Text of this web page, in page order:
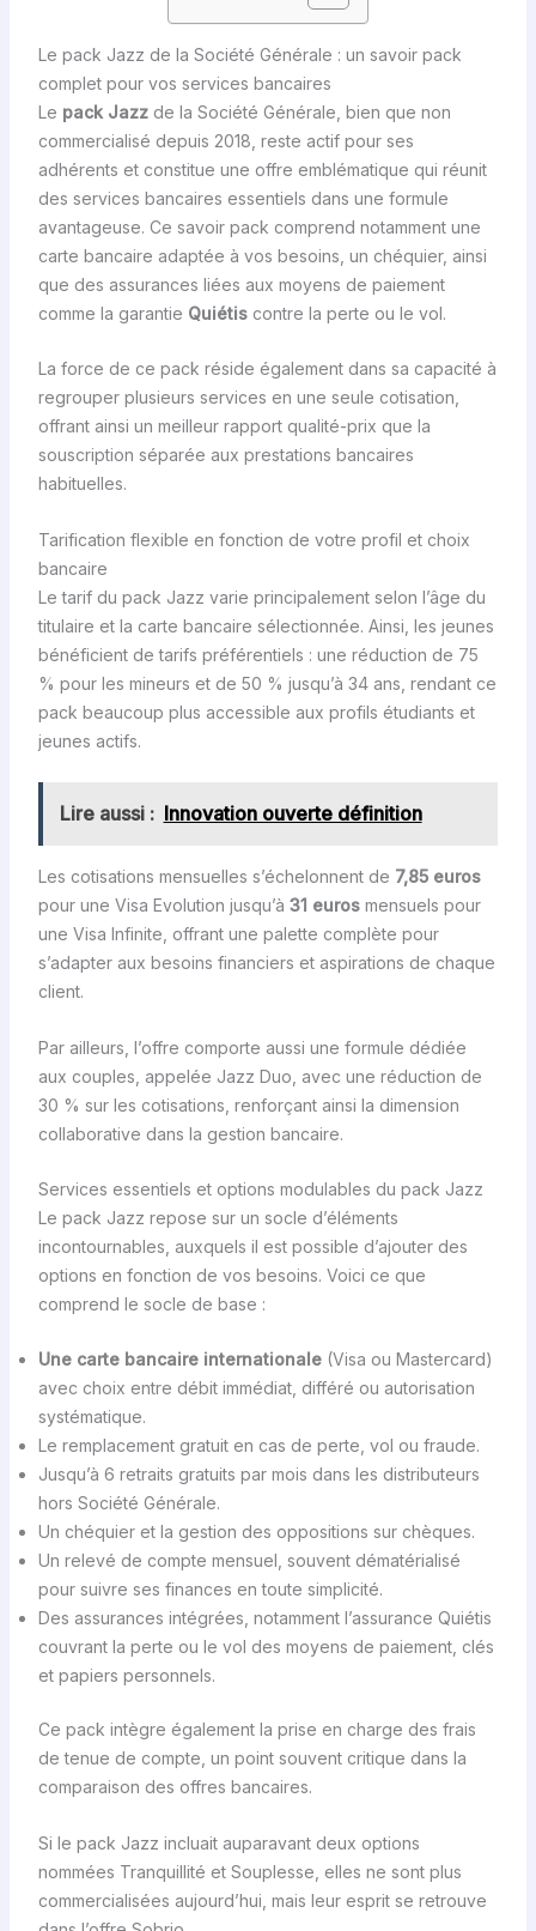
Le pack Jazz de la Société Générale : un savoir pack
complet pour vos services bancaires
Le pack Jazzde la Société Générale, bien que non
commercialisé depuis 2018, reste actif pour ses
adhérents et constitue une offre emblématique qui réunit
des services bancaires essentiels dans une formule
avantageuse. Ce savoir pack comprend notamment une
carte bancaire adaptée à vos besoins, un chéquier, ainsi
que des assurances liées aux moyens de paiement
comme la garantie Quiétiscontre la perte ou le vol.
La force de ce pack réside également dans sa capacité à
regrouper plusieurs services en une seule cotisation,
offrant ainsi un meilleur rapport qualité-prix que la
souscription séparée aux prestations bancaires
habituelles.
Tarification flexible en fonction de votre profil et choix
bancaire
Le tarif du pack Jazz varie principalement selon l’âge du
titulaire et la carte bancaire sélectionnée. Ainsi, les jeunes
bénéficient de tarifs préférentiels : une réduction de 75
% pour les mineurs et de 50 % jusqu’à 34 ans, rendant ce
pack beaucoup plus accessible aux profils étudiants et
jeunes actifs.
Lire aussi : Innovation ouverte définition
Les cotisations mensuelles s’échelonnent de 7,85 euros
pour une Visa Evolution jusqu’à 31 eurosmensuels pour
une Visa Infinite, offrant une palette complète pour
s’adapter aux besoins financiers et aspirations de chaque
client.
Par ailleurs, l’offre comporte aussi une formule dédiée
aux couples, appelée Jazz Duo, avec une réduction de
30 % sur les cotisations, renforçant ainsi la dimension
collaborative dans la gestion bancaire.
Services essentiels et options modulables du pack Jazz
Le pack Jazz repose sur un socle d’éléments
incontournables, auxquels il est possible d’ajouter des
options en fonction de vos besoins. Voici ce que
comprend le socle de base :
Une carte bancaire internationale(Visa ou Mastercard)
avec choix entre débit immédiat, différé ou autorisation
systématique.
Le remplacement gratuit en cas de perte, vol ou fraude.
Jusqu’à 6 retraits gratuits par mois dans les distributeurs
hors Société Générale.
Un chéquier et la gestion des oppositions sur chèques.
Un relevé de compte mensuel, souvent dématérialisé
pour suivre ses finances en toute simplicité.
Des assurances intégrées, notamment l’assurance Quiétis
couvrant la perte ou le vol des moyens de paiement, clés
et papiers personnels.
Ce pack intègre également la prise en charge des frais
de tenue de compte, un point souvent critique dans la
comparaison des offres bancaires.
Si le pack Jazz incluait auparavant deux options
nommées Tranquillité et Souplesse, elles ne sont plus
commercialisées aujourd’hui, mais leur esprit se retrouve